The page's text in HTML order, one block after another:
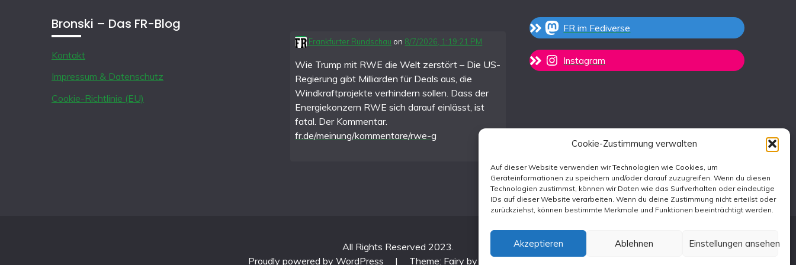
Cookie-Zustimmung verwalten
Auf dieser Website verwenden wir Technologien wie Cookies, um
Geräteinformationen zu speichern und/oder darauf zuzugreifen. Wenn du diesen
Technologien zustimmst, können wir Daten wie das Surfverhalten oder eindeutige
IDs auf dieser Website verarbeiten. Wenn du deine Zustimmung nicht erteilst oder
zurückziehst, können bestimmte Merkmale und Funktionen beeinträchtigt werden.
Akzeptieren Ablehnen Einstellungen ansehen
Bronski – Das FR-Blog
Kontakt
Impressum & Datenschutz
Cookie-Richtlinie (EU)
Frankfurter Rundschau on 8/7/2026, 1:19:21 PM
Wie Trump mit RWE die Welt zerstört – Die US-
Regierung gibt Milliarden für Deals aus, die
Windkraftprojekte verhindern sollen. Dass der
Energiekonzern RWE sich darauf einlässt, ist
fatal. Der Kommentar.
fr.de/meinung/kommentare/rwe-g
FR im Fediverse
Instagram
All Rights Reserved 2023.
Proudly powered by WordPress
| Theme: Fairy by Candid Themes.